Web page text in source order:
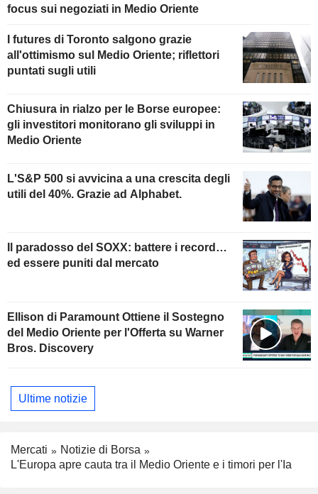
focus sui negoziati in Medio Oriente
I futures di Toronto salgono grazie
all'ottimismo sul Medio Oriente; riflettori
puntati sugli utili
Chiusura in rialzo per le Borse europee:
gli investitori monitorano gli sviluppi in
Medio Oriente
L'S&P 500 si avvicina a una crescita degli
utili del 40%. Grazie ad Alphabet.
Il paradosso del SOXX: battere i record…
ed essere puniti dal mercato
Ellison di Paramount Ottiene il Sostegno
del Medio Oriente per l'Offerta su Warner
Bros. Discovery
Ultime notizie
Mercati
Notizie di Borsa
L'Europa apre cauta tra il Medio Oriente e i timori per l'Ia